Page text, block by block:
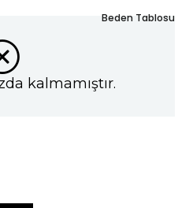
kalmamıştır.
Beden Tablosu